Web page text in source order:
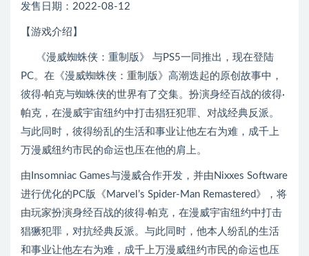
发售日期：2022-08-12
【游戏介绍】
《漫威蜘蛛侠：重制版》 与PS5一同推出，现在登陆
PC。在《漫威蜘蛛侠：重制版》高潮迭起的原创故事中，
彼得·帕克与蜘蛛侠的世界有了交集。扮演身经百战的彼得·
帕克，在漫威宇宙纽约中打击猖狂犯罪、对战经典反派。
与此同时，彼得纷乱的生活和事业让他左右为难，成千上
万漫威纽约市民的命运也压在他的肩上。
由Insomniac Games与漫威合作开发，并由Nixxes Software
进行优化的PC版《Marvel’s Spider-Man Remastered》，将
由玩家扮演身经百战的彼得·帕克，在漫威宇宙纽约中打击
猖獗犯罪，对抗经典反派。与此同时，他本人纷乱的生活
和事业让他左右为难，成千上万漫威纽约市民的命运也压